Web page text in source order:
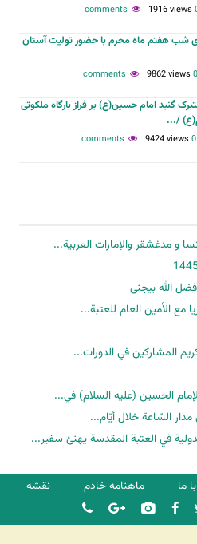
0
1916 views
شب هفتم ماه محرم با حضور تولیت آستان
0 comments
9862 views
گنبد امام حسین(ع) بر فراز بارگاه ملکوتی
/...
0 comments
9424 views
و مدغشقر والإمارات العربية...
مع الأمين العام للعتبة...
المشاركين في الدورات...
الحسين (عليه السلام) في...
السّاعة خلال أيّام...
في العتبة المقدسة يهنئ سفير...
ما ماهنامه خادم
نقشه